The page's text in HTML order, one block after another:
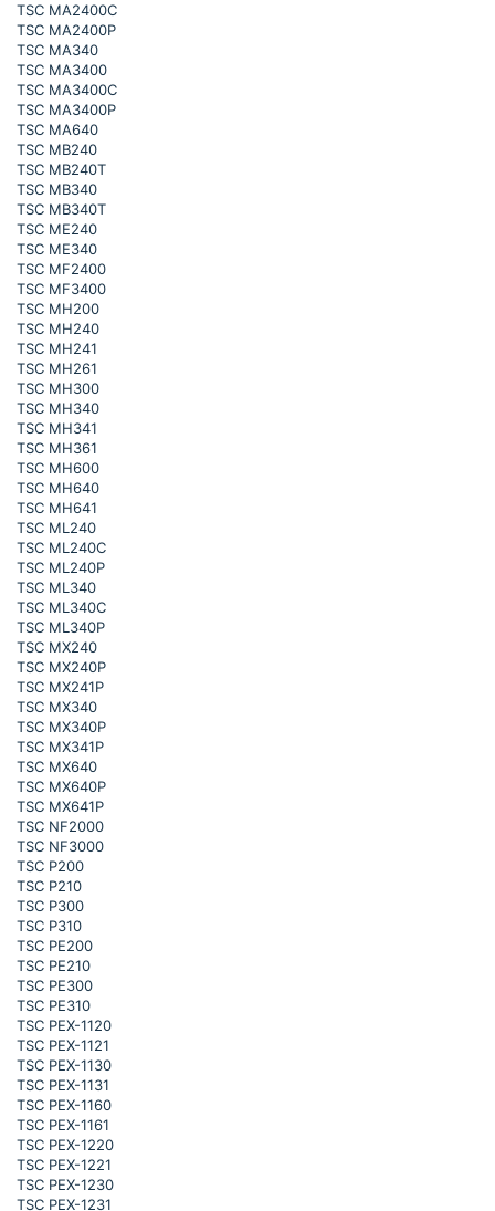
TSC MA2400C
TSC MA2400P
TSC MA340
TSC MA3400
TSC MA3400C
TSC MA3400P
TSC MA640
TSC MB240
TSC MB240T
TSC MB340
TSC MB340T
TSC ME240
TSC ME340
TSC MF2400
TSC MF3400
TSC MH200
TSC MH240
TSC MH241
TSC MH261
TSC MH300
TSC MH340
TSC MH341
TSC MH361
TSC MH600
TSC MH640
TSC MH641
TSC ML240
TSC ML240C
TSC ML240P
TSC ML340
TSC ML340C
TSC ML340P
TSC MX240
TSC MX240P
TSC MX241P
TSC MX340
TSC MX340P
TSC MX341P
TSC MX640
TSC MX640P
TSC MX641P
TSC NF2000
TSC NF3000
TSC P200
TSC P210
TSC P300
TSC P310
TSC PE200
TSC PE210
TSC PE300
TSC PE310
TSC PEX-1120
TSC PEX-1121
TSC PEX-1130
TSC PEX-1131
TSC PEX-1160
TSC PEX-1161
TSC PEX-1220
TSC PEX-1221
TSC PEX-1230
TSC PEX-1231